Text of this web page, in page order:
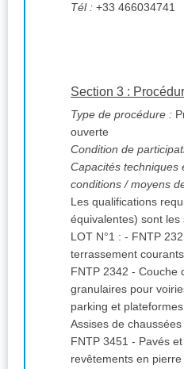
Tél : +33 466034741
Section 3 :
Type de procédure :
ouverte
Condition de
Capacités techniques
conditions / moyens
Les qualifications
équivalentes) sont les
LOT N°1 : - FNTP 2321 - Travaux de
terrassement courants
FNTP 2342 - Couche
granulaires pour
parking et plateformes - FNTP 341 -
Assises de chaussées Pour le LOT N°2 : -
FNTP 3451 - Pavés
revêtements en pierre